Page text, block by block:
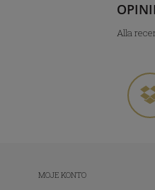
Alla
MOJE KONTO